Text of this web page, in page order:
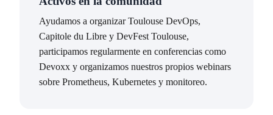
Ayudamos a organizar Toulouse DevOps,
Capitole du Libre y DevFest Toulouse,
participamos regularmente en conferencias como
Devoxx y organizamos nuestros propios webinars
sobre Prometheus, Kubernetes y monitoreo.